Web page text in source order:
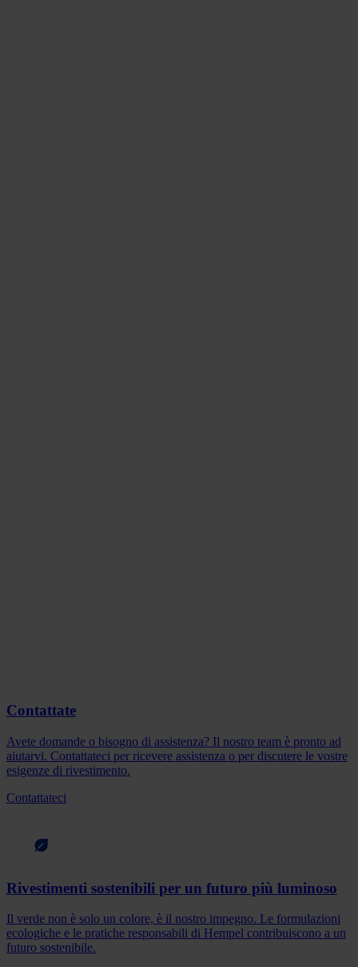
Contattate
Avete domande o bisogno di assistenza? Il nostro team è pronto ad
aiutarvi. Contattateci per ricevere assistenza o per discutere le vostre
esigenze di rivestimento.
Contattateci
Rivestimenti sostenibili per un futuro più luminoso
Il verde non è solo un colore, è il nostro impegno. Le formulazioni
ecologiche e le pratiche responsabili di Hempel contribuiscono a un
futuro sostenibile.